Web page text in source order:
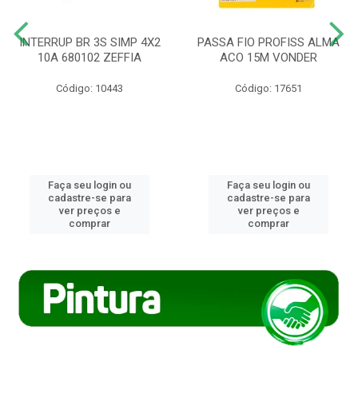
INTERRUP BR 3S SIMP 4X2
10A 680102 ZEFFIA
Código: 10443
Faça seu login ou
cadastre-se para
ver preços e
comprar
PASSA FIO PROFISS ALMA
ACO 15M VONDER
Código: 17651
Faça seu login ou
cadastre-se para
ver preços e
comprar